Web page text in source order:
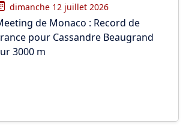
dimanche 12 juillet 2026
de Monaco : Record de
pour Cassandre Beaugrand
3000 m